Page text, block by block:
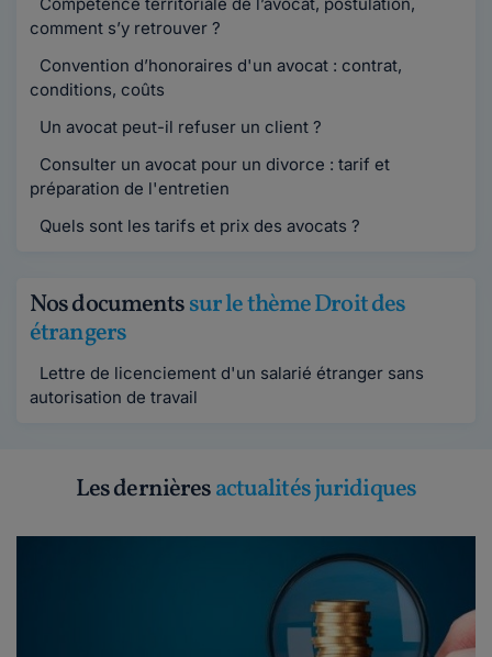
comment s’y retrouver ?
Convention d’honoraires d'un avocat : contrat,
conditions, coûts
Un avocat peut-il refuser un client ?
Consulter un avocat pour un divorce : tarif et
préparation de l'entretien
Quels sont les tarifs et prix des avocats ?
Nos documentssur le thème Droit des
étrangers
Lettre de licenciement d'un salarié étranger sans
autorisation de travail
Les dernièresactualités juridiques